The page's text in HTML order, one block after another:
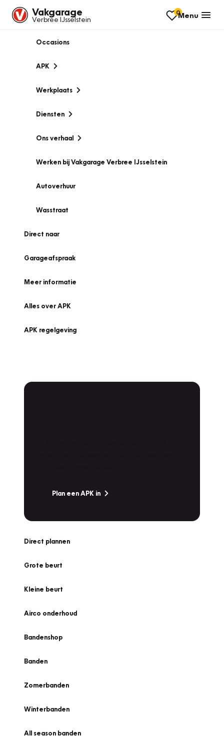
Vakgarage
Verbree IJsselstein
0Menu
Occasions
APK
Werkplaats
Diensten
Ons verhaal
Werken bij Vakgarage Verbree IJsselstein
Autoverhuur
Wasstraat
Direct naar
Garageafspraak
Meer informatie
Alles over APK
APK regelgeving
Plan een APK in
Direct plannen
Grote beurt
Kleine beurt
Airco onderhoud
Bandenshop
Banden
Zomerbanden
Winterbanden
All season banden